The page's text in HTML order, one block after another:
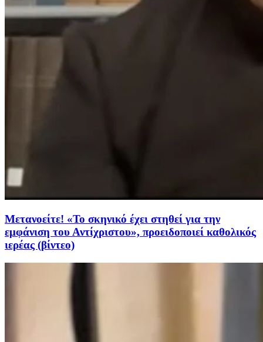
Μετανοείτε! «Το σκηνικό έχει στηθεί για την
εμφάνιση του Αντίχριστου», προειδοποιεί καθολικός
ιερέας (βίντεο)